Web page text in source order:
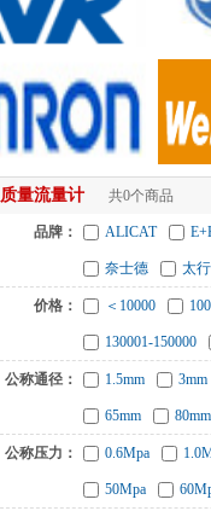
质量流量计 共0个商品
品牌： ALICAT
奈士德 太行
价格： ＜10000
130001-150000
公称通径： 1.5mm 3mm
65mm 80mm
公称压力： 0.6Mpa
50Mpa